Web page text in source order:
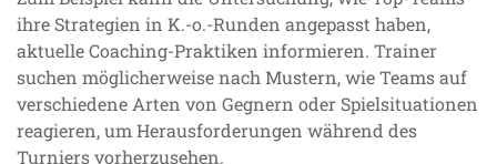
ihre Strategien in K.-o.-Runden angepasst haben,
aktuelle Coaching-Praktiken informieren. Trainer
suchen möglicherweise nach Mustern, wie Teams auf
verschiedene Arten von Gegnern oder Spielsituationen
reagieren, um Herausforderungen während des
Turniers vorherzusehen.